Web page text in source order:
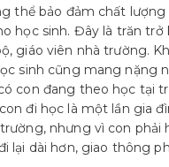
thể bảo đảm chất
học sinh. Đây là trăn trở
giáo viên nhà trường.
sinh cũng mang nặng
con đang theo học tại
đi học là một lần gia
nhưng vì con phải
lại dài hơn, giao thông